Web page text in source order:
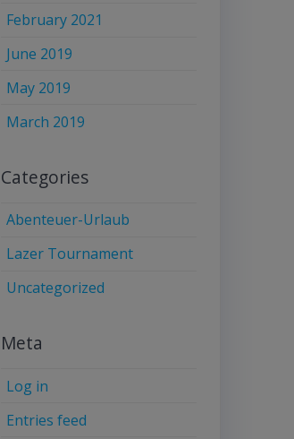
February 2021
June 2019
May 2019
March 2019
Categories
Abenteuer-Urlaub
Lazer Tournament
Uncategorized
Meta
Log in
Entries feed